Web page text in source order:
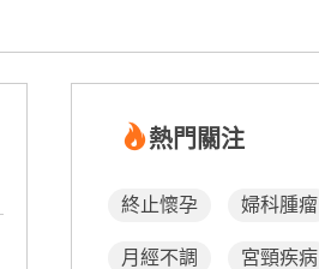
熱門關注
終止懷孕 婦科腫瘤
月經不調 宮頸疾病